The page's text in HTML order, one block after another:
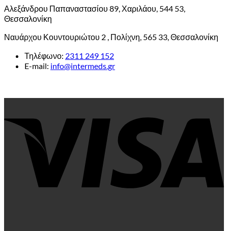
Αλεξάνδρου Παπαναστασίου 89, Χαριλάου, 544 53,
Θεσσαλονίκη
Ναυάρχου Κουντουριώτου 2 , Πολίχνη, 565 33, Θεσσαλονίκη
Τηλέφωνο: 2311 249 152
E-mail: info@intermeds.gr